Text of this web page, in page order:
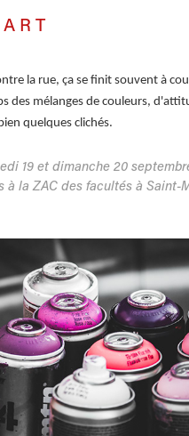
R T
la rue, ça se finit souvent à
des mélanges de couleurs,
quelques clichés.
19 et dimanche 20
à la ZAC des facultés à Saint-